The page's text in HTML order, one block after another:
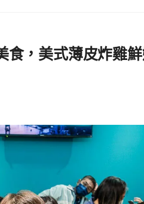
，美式薄皮炸雞